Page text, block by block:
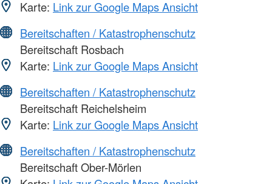
Karte: Link zur Google Maps Ansicht
Bereitschaften / Katastrophenschutz
Bereitschaft Rosbach
Karte: Link zur Google Maps Ansicht
Bereitschaften / Katastrophenschutz
Bereitschaft Reichelsheim
Karte: Link zur Google Maps Ansicht
Bereitschaften / Katastrophenschutz
Bereitschaft Ober-Mörlen